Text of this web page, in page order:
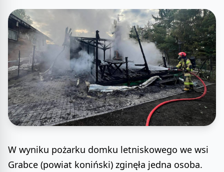
W wyniku pożarku domku letniskowego we wsi
Grabce (powiat koniński) zginęła jedna osoba.